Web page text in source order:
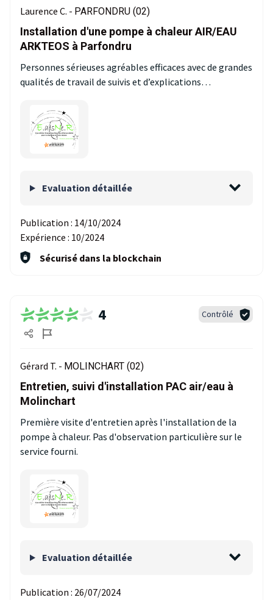
Laurence C. - PARFONDRU (02)
Installation d'une pompe à chaleur AIR/EAU
ARKTEOS à Parfondru
Personnes sérieuses agréables efficaces avec de grandes
qualités de travail de suivis et d’explications…
Evaluation détaillée
Publication : 14/10/2024
Expérience : 10/2024
Sécurisé dans la blockchain
4 Contrôlé
Gérard T. - MOLINCHART (02)
Entretien, suivi d'installation PAC air/eau à
Molinchart
Première visite d'entretien après l'installation de la
pompe à chaleur. Pas d'observation particulière sur le
service fourni.
Evaluation détaillée
Publication : 26/07/2024